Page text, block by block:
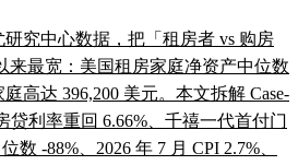
研究中心数据，把「租房者 vs 购房
来最宽：美国租房家庭净资产中位数
高达 396,200 美元。本文拆解 Case-
贷利率重回 6.66%、千禧一代首付门
数 -88%、2026 年 7 月 CPI 2.7%、